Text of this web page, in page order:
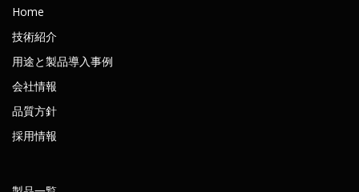
Home
技術紹介
用途と製品導入事例
会社情報
品質方針
採用情報